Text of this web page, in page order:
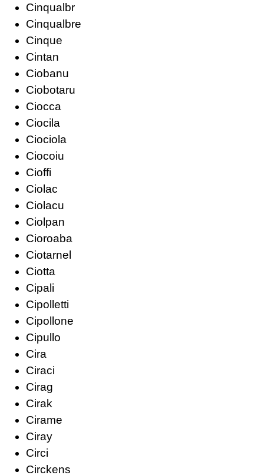
Cinqualbr
Cinqualbre
Cinque
Cintan
Ciobanu
Ciobotaru
Ciocca
Ciocila
Ciociola
Ciocoiu
Cioffi
Ciolac
Ciolacu
Ciolpan
Cioroaba
Ciotarnel
Ciotta
Cipali
Cipolletti
Cipollone
Cipullo
Cira
Ciraci
Cirag
Cirak
Cirame
Ciray
Circi
Circkens